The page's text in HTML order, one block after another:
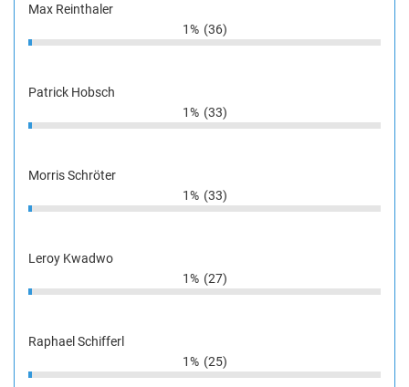
Max Reinthaler
1% (36)
Patrick Hobsch
1% (33)
Morris Schröter
1% (33)
Leroy Kwadwo
1% (27)
Raphael Schifferl
1% (25)